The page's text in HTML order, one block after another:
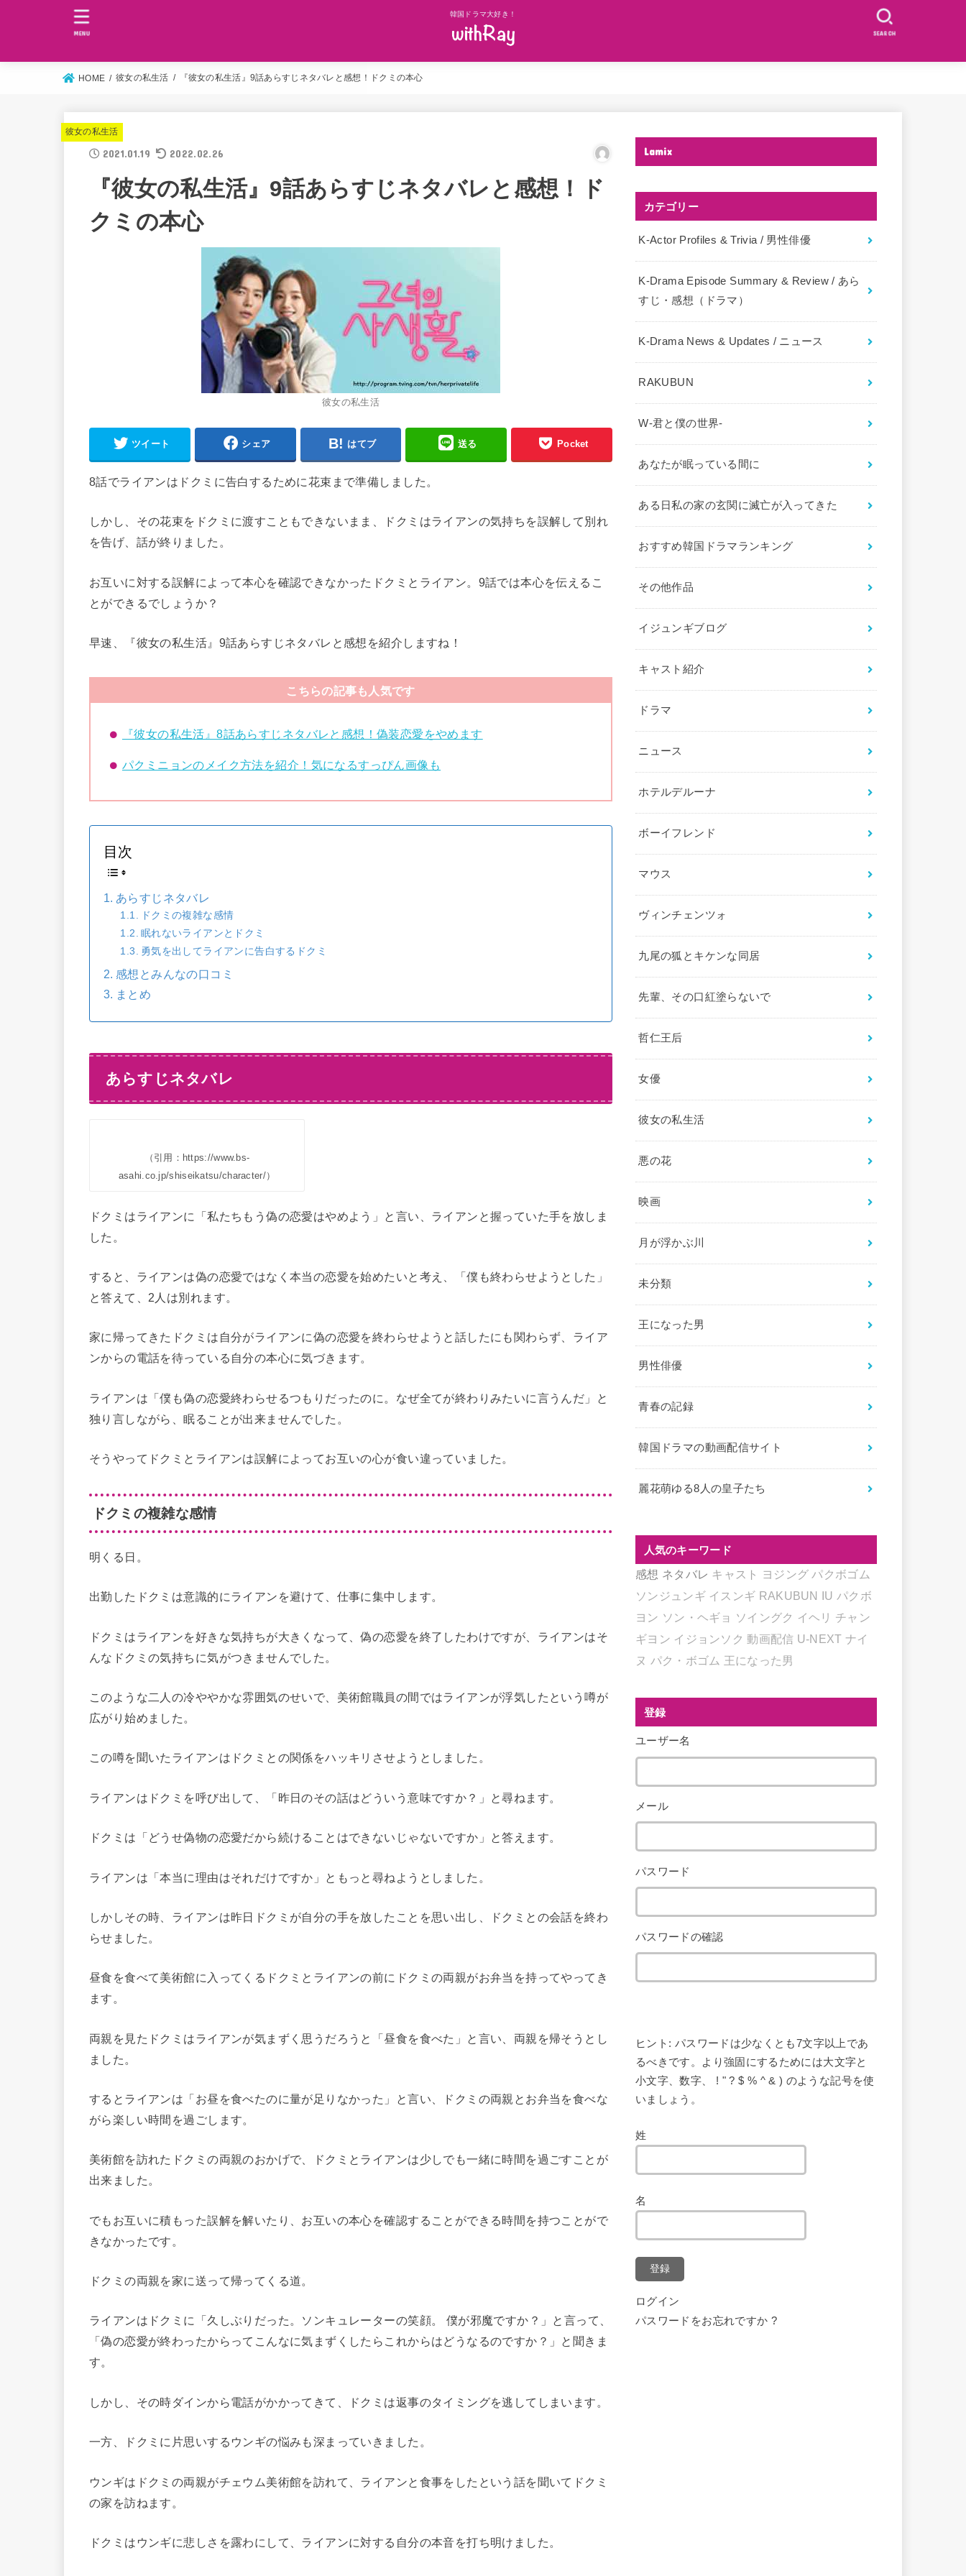
韓国ドラマ大好き！
SEARCH
MENU
HOME 彼女の私生活 『彼女の私生活』9話あらすじネタバレと感想！ドクミの本心
彼女の私生活
2021.01.19 2022.02.26
『彼女の私生活』9話あらすじネタバレと感想！ド
クミの本心
彼女の私生活
ツイート シェア はてブ 送る Pocket
8話でライアンはドクミに告白するために花束まで準備しました。
しかし、その花束をドクミに渡すこともできないまま、ドクミはライアンの気持ちを誤解して別れ
を告げ、話が終りました。
お互いに対する誤解によって本心を確認できなかったドクミとライアン。9話では本心を伝えるこ
とができるでしょうか？
早速、『彼女の私生活』9話あらすじネタバレと感想を紹介しますね！
こちらの記事も人気です
『彼女の私生活』8話あらすじネタバレと感想！偽装恋愛をやめます
パクミニョンのメイク方法を紹介！気になるすっぴん画像も
目次
あらすじネタバレ
ドクミの複雑な感情
眠れないライアンとドクミ
勇気を出してライアンに告白するドクミ
感想とみんなの口コミ
まとめ
あらすじネタバレ
（引用：https://www.bs-
asahi.co.jp/shiseikatsu/character/）
ドクミはライアンに「私たちもう偽の恋愛はやめよう」と言い、ライアンと握っていた手を放しま
した。
すると、ライアンは偽の恋愛ではなく本当の恋愛を始めたいと考え、「僕も終わらせようとした」
と答えて、2人は別れます。
家に帰ってきたドクミは自分がライアンに偽の恋愛を終わらせようと話したにも関わらず、ライア
ンからの電話を待っている自分の本心に気づきます。
ライアンは「僕も偽の恋愛終わらせるつもりだったのに。なぜ全てが終わりみたいに言うんだ」と
独り言しながら、眠ることが出来ませんでした。
そうやってドクミとライアンは誤解によってお互いの心が食い違っていました。
ドクミの複雑な感情
明くる日。
出勤したドクミは意識的にライアンを避けて、仕事に集中します。
ドクミはライアンを好きな気持ちが大きくなって、偽の恋愛を終了したわけですが、ライアンはそ
んなドクミの気持ちに気がつきませんでした。
このような二人の冷ややかな雰囲気のせいで、美術館職員の間ではライアンが浮気したという噂が
広がり始めました。
この噂を聞いたライアンはドクミとの関係をハッキリさせようとしました。
ライアンはドクミを呼び出して、「昨日のその話はどういう意味ですか？」と尋ねます。
ドクミは「どうせ偽物の恋愛だから続けることはできないじゃないですか」と答えます。
ライアンは「本当に理由はそれだけですか」ともっと尋ねようとしました。
しかしその時、ライアンは昨日ドクミが自分の手を放したことを思い出し、ドクミとの会話を終わ
らせました。
昼食を食べて美術館に入ってくるドクミとライアンの前にドクミの両親がお弁当を持ってやってき
ます。
両親を見たドクミはライアンが気まずく思うだろうと「昼食を食べた」と言い、両親を帰そうとし
ました。
するとライアンは「お昼を食べたのに量が足りなかった」と言い、ドクミの両親とお弁当を食べな
がら楽しい時間を過ごします。
美術館を訪れたドクミの両親のおかげで、ドクミとライアンは少しでも一緒に時間を過ごすことが
出来ました。
でもお互いに積もった誤解を解いたり、お互いの本心を確認することができる時間を持つことがで
きなかったです。
ドクミの両親を家に送って帰ってくる道。
ライアンはドクミに「久しぶりだった。ソンキュレーターの笑顔。 僕が邪魔ですか？」と言って、
「偽の恋愛が終わったからってこんなに気まずくしたらこれからはどうなるのですか？」と聞きま
す。
しかし、その時ダインから電話がかかってきて、ドクミは返事のタイミングを逃してしまいます。
一方、ドクミに片思いするウンギの悩みも深まっていきました。
ウンギはドクミの両親がチェウム美術館を訪れて、ライアンと食事をしたという話を聞いてドクミ
の家を訪ねます。
ドクミはウンギに悲しさを露わにして、ライアンに対する自分の本音を打ち明けました。
Lamix
カテゴリー
K-Actor Profiles & Trivia / 男性俳優
K-Drama Episode Summary & Review / あら
すじ・感想（ドラマ）
K-Drama News & Updates / ニュース
RAKUBUN
W-君と僕の世界-
あなたが眠っている間に
ある日私の家の玄関に滅亡が入ってきた
おすすめ韓国ドラマランキング
その他作品
イジュンギブログ
キャスト紹介
ドラマ
ニュース
ホテルデルーナ
ボーイフレンド
マウス
ヴィンチェンツォ
九尾の狐とキケンな同居
先輩、その口紅塗らないで
哲仁王后
女優
彼女の私生活
悪の花
映画
月が浮かぶ川
未分類
王になった男
男性俳優
青春の記録
韓国ドラマの動画配信サイト
麗花萌ゆる8人の皇子たち
人気のキーワード
感想 ネタバレ キャスト ヨジング パクボゴム
ソンジュンギ イスンギ RAKUBUN IU パクボ
ヨン ソン・ヘギョ ソイングク イヘリ チャン
ギヨン イジョンソク 動画配信 U-NEXT ナイ
ヌ パク・ボゴム 王になった男
登録
ユーザー名
メール
パスワード
パスワードの確認
ヒント: パスワードは少なくとも7文字以上であ
るべきです。より強固にするためには大文字と
小文字、数字、 ! " ? $ % ^ & ) のような記号を使
いましょう。
姓
名
登録
ログイン
パスワードをお忘れですか ?